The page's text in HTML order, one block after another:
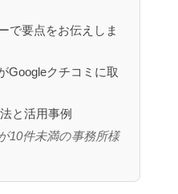
で要点をお伝えしま
Googleクチコミに取
と活用事例
10件未満の事務所様